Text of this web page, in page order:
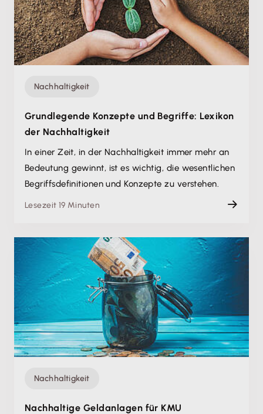
Nachhaltigkeit
Grundlegende Konzepte und Begriffe: Lexikon
der Nachhaltigkeit
In einer Zeit, in der Nachhaltigkeit immer mehr an
Bedeutung gewinnt, ist es wichtig, die wesentlichen
Begriffsdefinitionen und Konzepte zu verstehen.
Lesezeit 19 Minuten
Nachhaltigkeit
Nachhaltige Geldanlagen für KMU